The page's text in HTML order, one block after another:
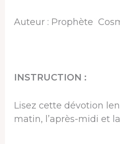
Auteur : Prophète
INSTRUCTION :
Lisez cette dévotion
matin, l’après-midi et